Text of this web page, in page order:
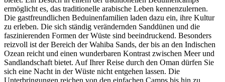
ermöglicht es, das traditionelle arabische Leben kennenzulernen.
Die gastfreundlichen Beduinenfamilien laden dazu ein, ihre Kultur
zu erleben. Die sich ständig verändernden Sanddünen und die
faszinierenden Formen der Wüste sind beeindruckend. Besonders
reizvoll ist der Bereich der Wahiba Sands, der bis an den Indischen
Ozean reicht und einen wunderbaren Kontrast zwischen Meer und
Sandlandschaft bietet. Auf Ihrer Reise durch den Oman dürfen Sie
sich eine Nacht in der Wüste nicht entgehen lassen. Die
Unterbringungen reichen von den einfachen Camps bis hin zu